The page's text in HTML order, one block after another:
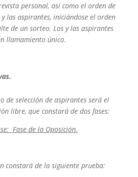
personal, así como el orden de
las aspirantes, iniciándose el orden
de un sorteo. Los y las aspirantes
llamamiento único.
de selección de aspirantes será el
libre, que constará de dos fases:
Fase de la Oposición.
constará de la siguiente prueba: